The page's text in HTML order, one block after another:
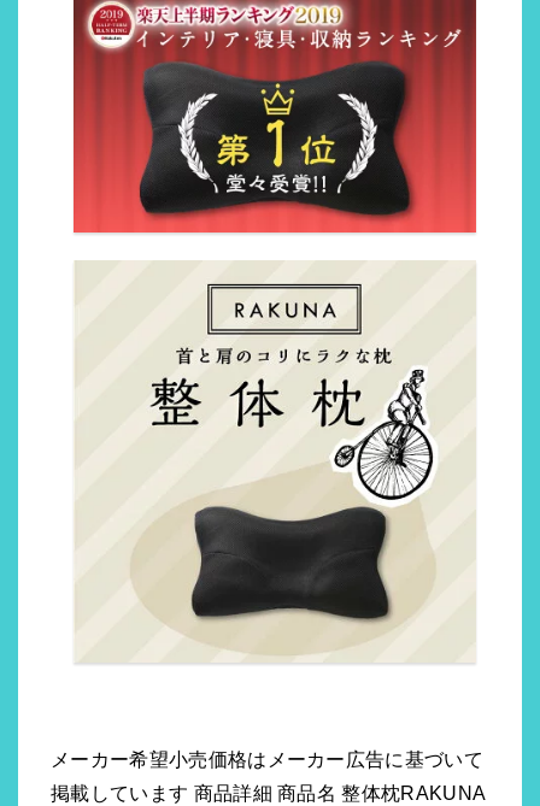
メーカー希望小売価格はメーカー広告に基づいて
掲載しています 商品詳細 商品名 整体枕RAKUNA